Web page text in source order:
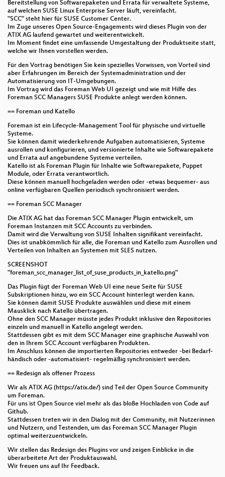
Parallelisierung von Algorithmen für die
Semantische Suche mit CUDA
REUSE: Indicating licence and copyright
information has never been easier
Checkliste für Universaldilettanten
Datenschutzgrundsätze bei der Softwarentwicklung
und Verarbeitung von personenbezogenen Daten
An overview of Ignition - a one-time provisioning
software
CI First
Geo-redundant Failover with MARS, Now and in
Future
Der eigene digitale (offline) Sprachassistent - ein
langer Weg....
Zusammenarbeit mit Open Source Projekten
Is there hope for Linux on smartphones?
Begrüßung durch Prof. Dr. Jürgen Bode,
Vizepräsident Internationalisierung und Diversität
Mit Pull Requests arbeiten
Wie man 20 Frontends über eine API versorgt
Zero-Touch Kubernetes: Vollautomatisierte
Infrastruktur mit Flatcar Container Linux.
Patterns & Anti-Patterns bei der Automatisierung mit
Ansible
[Keynote] Digitale Souveränität – Verzweifeln oder
Handeln?
MicroPython: BootOps mit mynit und ChatOps mit
Bereitstellung von Softwarepaketen und Errata für verwaltete Systeme,
auf welchen SUSE Linux Enterprise Server läuft, vereinfacht.
"SCC" steht hier für SUSE Customer Center.
Im Zuge unseres Open Source-Engagements wird dieses Plugin von der
ATIX AG laufend gewartet und weiterentwickelt.
Im Moment findet eine umfassende Umgestaltung der Produktseite statt,
welche wir Ihnen vorstellen werden.
Für den Vortrag benötigen Sie kein spezielles Vorwissen, von Vorteil sind
aber Erfahrungen im Bereich der Systemadministration und der
Automatisierung von IT-Umgebungen.
Im Vortrag wird das Foreman Web UI gezeigt und wie mit Hilfe des
Foreman SCC Managers SUSE Produkte anlegt werden können.
== Foreman und Katello
Foreman ist ein Lifecycle-Management Tool für physische und virtuelle
Systeme.
Sie können damit wiederkehrende Aufgaben automatisieren, Systeme
ausrollen und konfigurieren, und versionierte Inhalte wie Softwarepakete
und Errata auf angebundene Systeme verteilen.
Katello ist als Foreman Plugin für Inhalte wie Softwarepakete, Puppet
Module, oder Errata verantwortlich.
Diese können manuell hochgeladen werden oder -etwas bequemer- aus
online verfügbaren Quellen periodisch synchronisiert werden.
== Foreman SCC Manager
Die ATIX AG hat das Foreman SCC Manager Plugin entwickelt, um
Foreman Instanzen mit SCC Accounts zu verbinden.
Damit wird die Verwaltung von SUSE Inhalten signifikant vereinfacht.
Dies ist unabkömmlich für alle, die Foreman und Katello zum Ausrollen und
Verteilen von Inhalten an Systemen mit SLES nutzen.
SCREENSHOT
"foreman_scc_manager_list_of_suse_products_in_katello.png"
Das Plugin fügt der Foreman Web UI eine neue Seite für SUSE
Subskriptionen hinzu, wo ein SCC Account hinterlegt werden kann.
Sie können damit SUSE Produkte auswählen und diese mit einem
Mausklick nach Katello übertragen.
Ohne den SCC Manager müsste jedes Produkt inklusive den Repositories
einzeln und manuell in Katello angelegt werden.
Stattdessen gibt es mit dem SCC Manager eine graphische Auswahl von
den in Ihrem SCC Account verfügbaren Produkten.
Im Anschluss können die importierten Repositories entweder -bei Bedarf-
händisch oder -automatisiert- regelmäßig synchronisiert werden.
== Redesign als offener Prozess
Wir als ATIX AG (https://atix.de/) sind Teil der Open Source Community
um Foreman.
Für uns ist Open Source viel mehr als das bloße Hochladen von Code auf
Github.
Stattdessen treten wir in den Dialog mit der Community, mit Nutzerinnen
und Nutzern, und Testenden, um das Foreman SCC Manager Plugin
optimal weiterzuentwickeln.
Wir stellen das Redesign des Plugins vor und zeigen Einblicke in die
überarbeitete Art der Produktauswahl.
Wir freuen uns auf Ihr Feedback.